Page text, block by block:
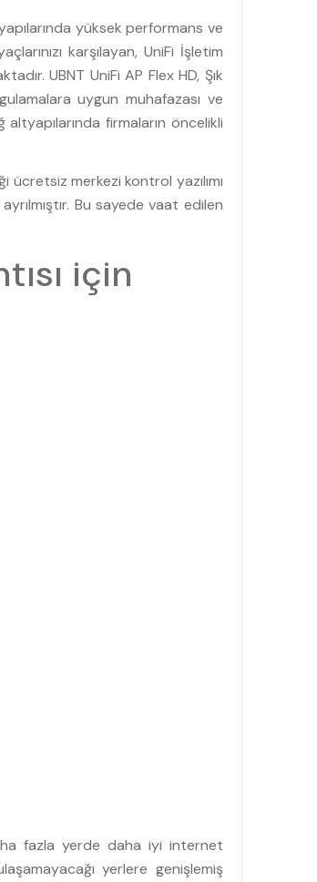
yüksek performans ve
karşılayan, UniFi İşletim
UBNT UniFi AP Flex HD, Şık
uygun muhafazası ve
firmaların öncelikli
merkezi kontrol yazılımı
Bu sayede vaat edilen
için
fazla yerde daha iyi internet
yerlere genişlemiş